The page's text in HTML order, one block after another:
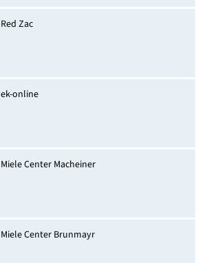
Red Zac
ek-online
Miele Center Macheiner
Miele Center Brunmayr